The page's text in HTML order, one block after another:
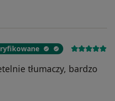
tłumaczy, bardzo